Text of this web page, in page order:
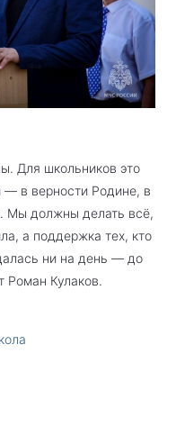
Для школьников это
— в верности Родине, в
Мы должны делать всё,
а поддержка тех, кто
ни на день — до
Кулаков.